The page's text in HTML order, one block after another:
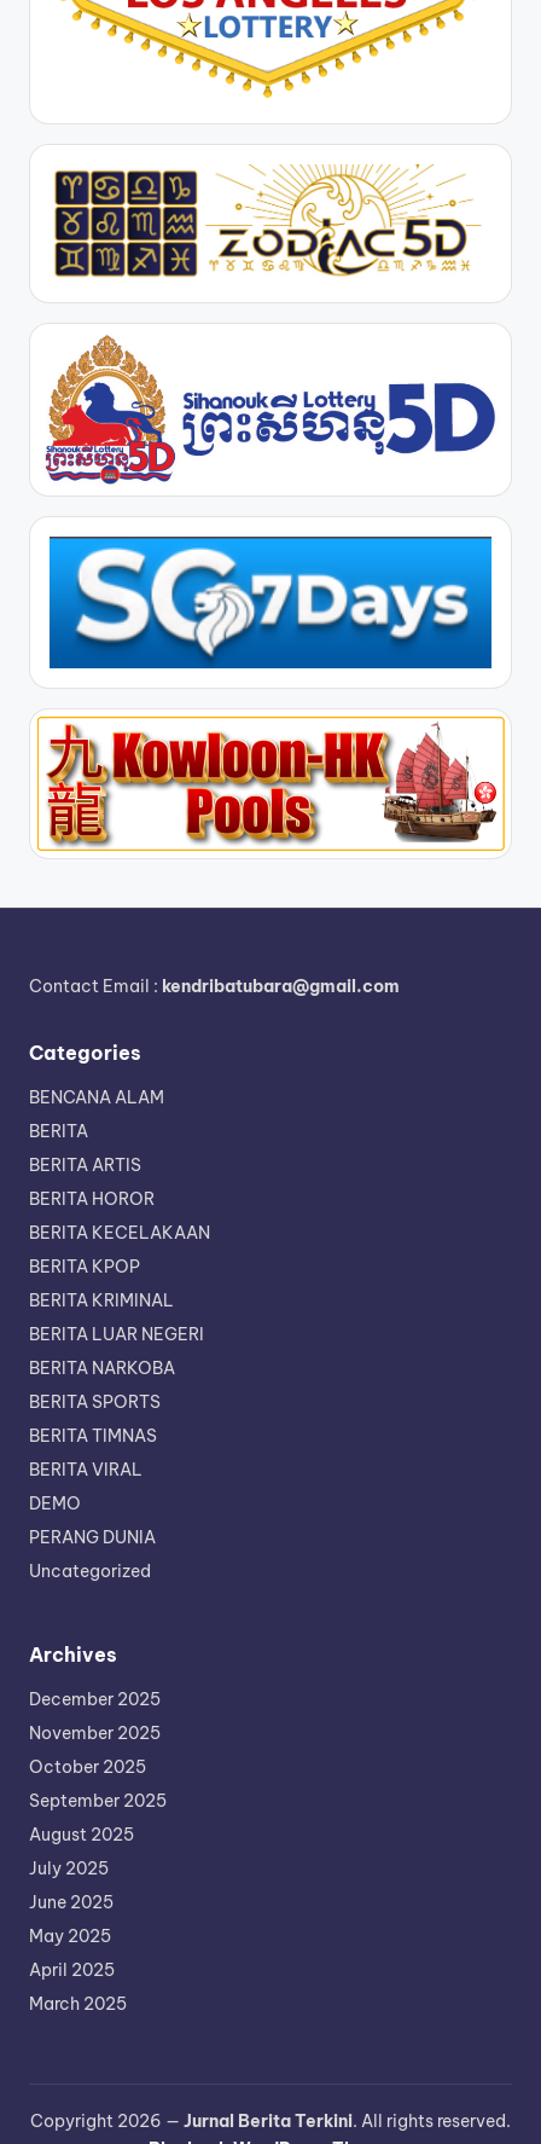
Contact Email : kendribatubara@gmail.com
Categories
BENCANA ALAM
BERITA
BERITA ARTIS
BERITA HOROR
BERITA KECELAKAAN
BERITA KPOP
BERITA KRIMINAL
BERITA LUAR NEGERI
BERITA NARKOBA
BERITA SPORTS
BERITA TIMNAS
BERITA VIRAL
DEMO
PERANG DUNIA
Uncategorized
Archives
December 2025
November 2025
October 2025
September 2025
August 2025
July 2025
June 2025
May 2025
April 2025
March 2025
Copyright 2026 — Jurnal Berita Terkini. All rights reserved.